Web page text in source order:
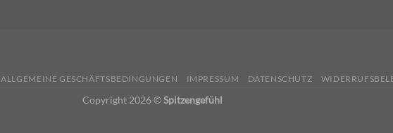
ALLGEMEINE GESCHÄFTSBEDINGUNGEN IMPRESSUM DATENSCHUTZ
Copyright 2026 ©Spitzengefühl